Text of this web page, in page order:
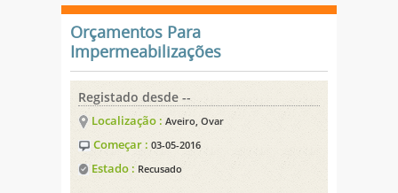
Orçamentos Para
Impermeabilizações
Registado desde --
Localização : Aveiro, Ovar
Começar : 03-05-2016
Estado : Recusado